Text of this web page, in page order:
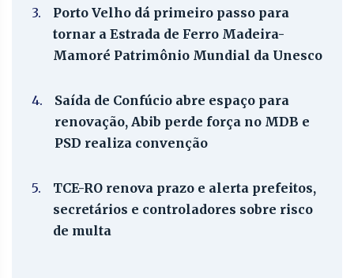
3.
Porto Velho dá primeiro passo para
tornar a Estrada de Ferro Madeira-
Mamoré Patrimônio Mundial da Unesco
4.
Saída de Confúcio abre espaço para
renovação, Abib perde força no MDB e
PSD realiza convenção
5.
TCE-RO renova prazo e alerta prefeitos,
secretários e controladores sobre risco
de multa